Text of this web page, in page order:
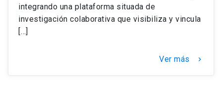
integrando una plataforma situada de
investigación colaborativa que visibiliza y vincula
[…]
Ver más keyboard_arrow_right